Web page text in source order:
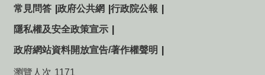
常見問答 政府公共網 行政院公報
隱私權及安全政策宣示
政府網站資料開放宣告/著作權聲明
瀏覽人次 1171